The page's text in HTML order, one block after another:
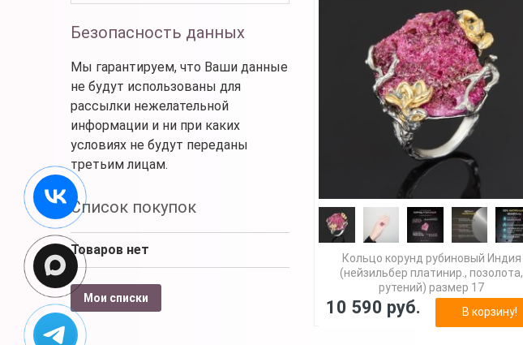
Безопасность данных
Мы гарантируем, что Ваши данные
не будут использованы для
рассылки нежелательной
информации и ни при каких
условиях не будут переданы
третьим лицам.
Список покупок
Товаров нет
Мои списки
Кольцо корунд рубиновый Индия
(нейзильбер платинир., позолота,
рутений) размер 17
10 590 руб. В корзину!